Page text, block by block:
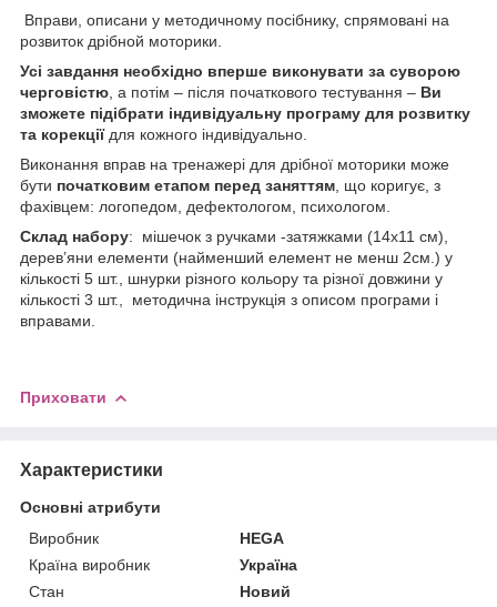
Вправи, описани у методичному посібнику, спрямовані на
розвиток дрібной моторики.
Усі завдання необхідно вперше виконувати за суворою
черговістю , а потім – після початкового тестування – Ви
зможете підібрати індивідуальну програму для розвитку
та корекції для кожного індивідуально.
Виконання вправ на тренажері для дрібної моторики може
бути початковим етапом перед заняттям , що коригує, з
фахівцем: логопедом, дефектологом, психологом.
Склад набору: мішечок з ручками -затяжками (14х11 см),
дерев’яни елементи (найменший елемент не менш 2см.) у
кількості 5 шт., шнурки різного кольору та різної довжини у
кількості 3 шт., методична інструкція з описом програми і
вправами.
Приховати
Характеристики
Основні атрибути
Виробник
HEGA
Країна виробник
Україна
Стан
Новий